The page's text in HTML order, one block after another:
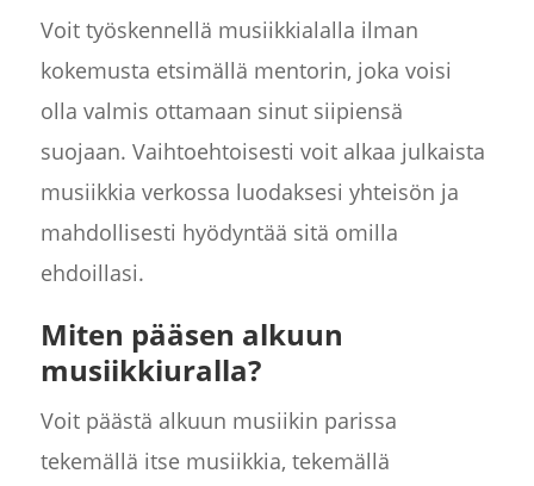
Voit työskennellä musiikkialalla ilman
kokemusta etsimällä mentorin, joka voisi
olla valmis ottamaan sinut siipiensä
suojaan. Vaihtoehtoisesti voit alkaa julkaista
musiikkia verkossa luodaksesi yhteisön ja
mahdollisesti hyödyntää sitä omilla
ehdoillasi.
Miten pääsen alkuun
musiikkiuralla?
Voit päästä alkuun musiikin parissa
tekemällä itse musiikkia, tekemällä